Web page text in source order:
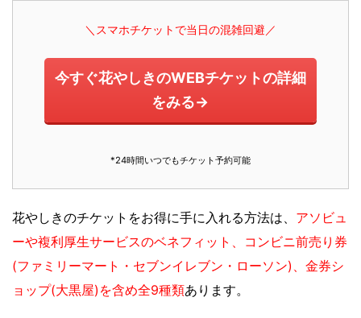
＼スマホチケットで当日の混雑回避／
今すぐ花やしきのWEBチケットの詳細
をみる→
*24時間いつでもチケット予約可能
花やしきのチケットをお得に手に入れる方法は、 アソビュ
ーや複利厚生サービスのベネフィット、コンビニ前売り券
(ファミリーマート・セブンイレブン・ローソン)、金券シ
ョップ(大黒屋)を含め全9種類あります。